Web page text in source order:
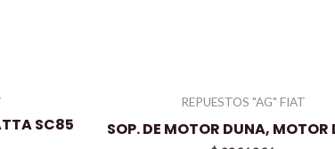
SC85
REPUESTOS "AG" FIAT
SOP. DE MOTOR DUNA, MOTOR